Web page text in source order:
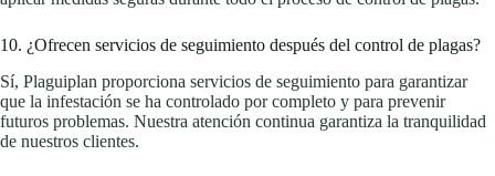
10. ¿Ofrecen servicios de seguimiento después del control de plagas?
Sí, Plaguiplan proporciona servicios de seguimiento para garantizar
que la infestación se ha controlado por completo y para prevenir
futuros problemas. Nuestra atención continua garantiza la tranquilidad
de nuestros clientes.